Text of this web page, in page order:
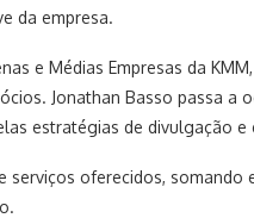
da empresa.
e Médias Empresas da
Jonathan Basso passa a
estratégias de divulgação e
serviços oferecidos,